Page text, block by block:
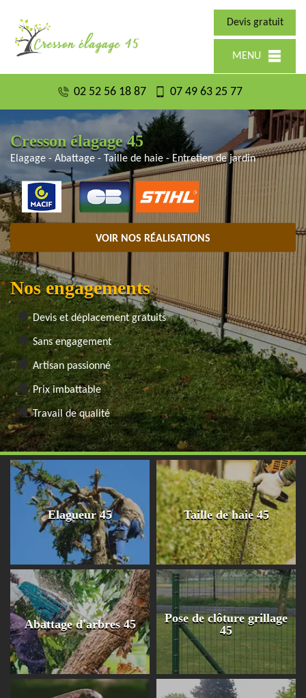
Devis gratuit
MENU
02 52 56 18 87 07 49 63 25 77
Cresson élagage 45
Elagage - Abattage - Taille de haie - Entretien de jardin
VOIR NOS RÉALISATIONS
Nos engagements
Devis et déplacement gratuits
Sans engagement
Artisan passionné
Prix imbattable
Travail de qualité
Elagueur 45 Taille de haie 45
Abattage d'arbres 45
Pose de clôture grillage
45